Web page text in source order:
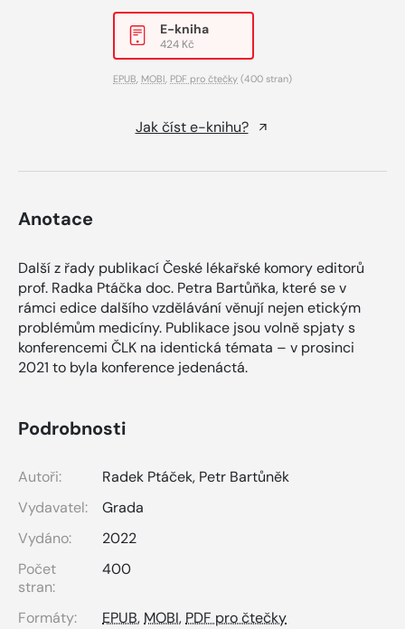
E-kniha
424 Kč
EPUB MOBI PDF pro čtečky (400 stran)
Jak číst e-knihu?
Anotace
Další z řady publikací České lékařské komory editorů
prof. Radka Ptáčka doc. Petra Bartůňka, které se v
rámci edice dalšího vzdělávání věnují nejen etickým
problémům medicíny. Publikace jsou volně spjaty s
konferencemi ČLK na identická témata – v prosinci
2021 to byla konference jedenáctá.
Podrobnosti
Autoři: Radek Ptáček, Petr Bartůněk
Vydavatel:
Grada
Vydáno:
2022
Počet
stran:
400
Formáty: EPUB, MOBI, PDF pro čtečky